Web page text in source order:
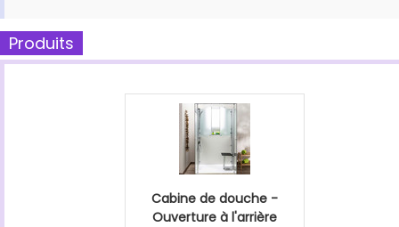
Produits
Cabine de douche -
Ouverture à l'arrière